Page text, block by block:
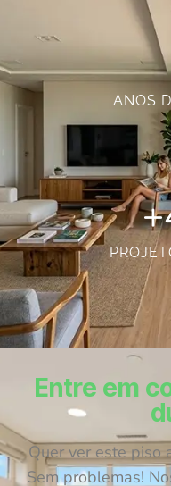
ANOS
+
Entre em
Quer ver este piso
Sem problemas!